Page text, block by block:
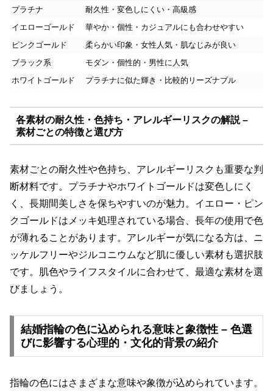
プラチナ
耐久性・変色しにくい・高級感
イエローゴールド
華やか・個性・カジュアルにも合わせやすい
ピンクゴールド
柔らかい印象・女性人気・肌なじみが良い
ブラック系
モダン・個性的・男性に人気
ホワイトゴールド
プラチナに似た輝き・比較的リーズナブル
各素材の耐久性・色持ち・アレルギーリスクの解説 –
素材ごとの特徴と選び方
素材ごとの耐久性や色持ち、アレルギーリスクも重要な判
断材料です。プラチナやホワイトゴールドは変色しにく
く、長期間美しさを保ちやすいのが魅力。イエロー・ピン
クゴールドはメッキ処理されている場合、長年の使用で色
が薄れることがあります。アレルギーが気になる方は、ニ
ッケルフリーやジルコニウムなど肌に優しい素材も選択肢
です。肌色やライフスタイルに合わせて、最適な素材を選
びましょう。
結婚指輪の色に込められる意味と象徴性 – 色選
びに影響する心理的・文化的背景の紹介
指輪の色にはさまざまな意味や象徴が込められています。